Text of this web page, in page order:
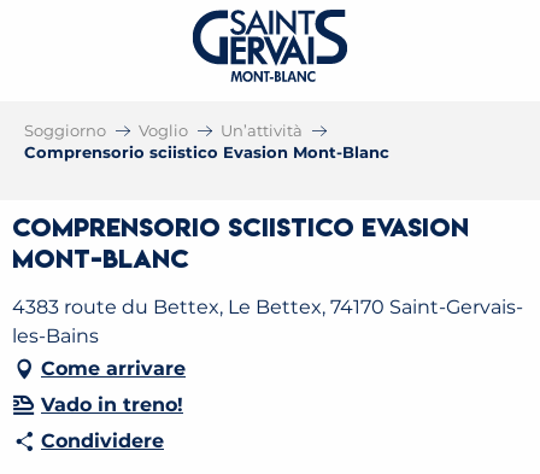
Soggiorno Voglio
Un’attività
Comprensorio sciistico Evasion Mont-Blanc
Comprensorio sciistico Evasion
Mont-Blanc
4383 route du Bettex, Le Bettex, 74170 Saint-Gervais-
les-Bains
Come arrivare
Vado in treno!
Condividere